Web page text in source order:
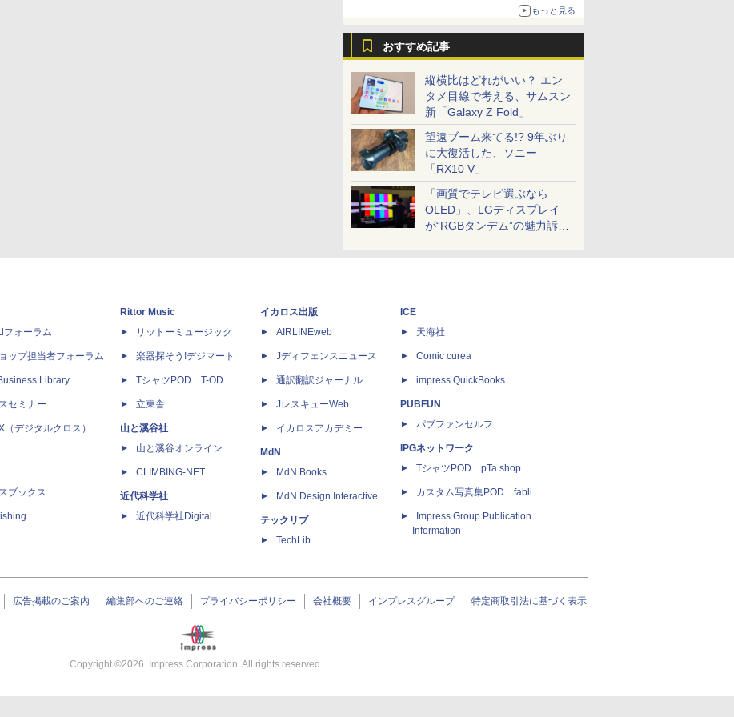
もっと見る
おすすめ記事
縦横比はどれがいい？ エン
タメ目線で考える、サムスン
新「Galaxy Z Fold」
望遠ブーム来てる!? 9年ぶり
に大復活した、ソニー
「RX10 V」
「画質でテレビ選ぶなら
OLED」、LGディスプレイ
が“RGBタンデム”の魅力訴
フォーラム
ップ担当者フォーラム
Library
セミナー
（デジタルクロス）
ブックス
Rittor Music
リットーミュージック
楽器探そう!デジマート
TシャツPOD T-OD
立東舎
山と溪谷社
山と溪谷オンライン
CLIMBING-NET
近代科学社
近代科学社Digital
イカロス出版
AIRLINEweb
Jディフェンスニュース
通訳翻訳ジャーナル
JレスキューWeb
イカロスアカデミー
MdN
MdN Books
MdN Design Interactive
テックリブ
TechLib
ICE
天海社
Comic curea
impress QuickBooks
PUBFUN
パブファンセルフ
IPGネットワーク
TシャツPOD pTa.shop
カスタム写真集POD fabli
Impress Group Publication
Information
広告掲載のご案内 編集部へのご連絡 プライバシーポリシー 会社概要 インプレスグループ 特定商取引法に基づく表示
Copyright ©2026 Impress Corporation. All rights reserved.